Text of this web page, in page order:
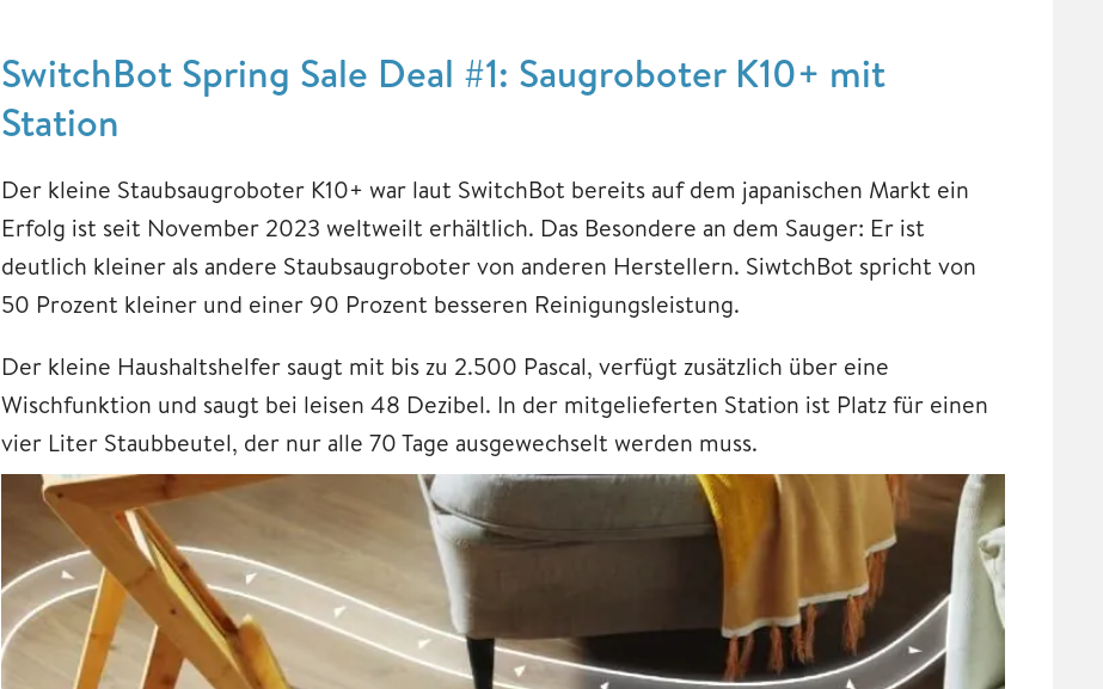
SwitchBot Spring Sale Deal #1: Saugroboter K10+ mit
Station
Der kleine Staubsaugroboter K10+ war laut SwitchBot bereits auf dem japanischen Markt ein
Erfolg ist seit November 2023 weltweilt erhältlich. Das Besondere an dem Sauger: Er ist
deutlich kleiner als andere Staubsaugroboter von anderen Herstellern. SiwtchBot spricht von
50 Prozent kleiner und einer 90 Prozent besseren Reinigungsleistung.
Der kleine Haushaltshelfer saugt mit bis zu 2.500 Pascal, verfügt zusätzlich über eine
Wischfunktion und saugt bei leisen 48 Dezibel. In der mitgelieferten Station ist Platz für einen
vier Liter Staubbeutel, der nur alle 70 Tage ausgewechselt werden muss.